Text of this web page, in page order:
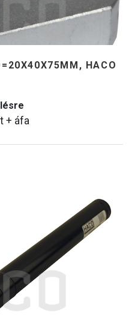
HACO
+ áfa